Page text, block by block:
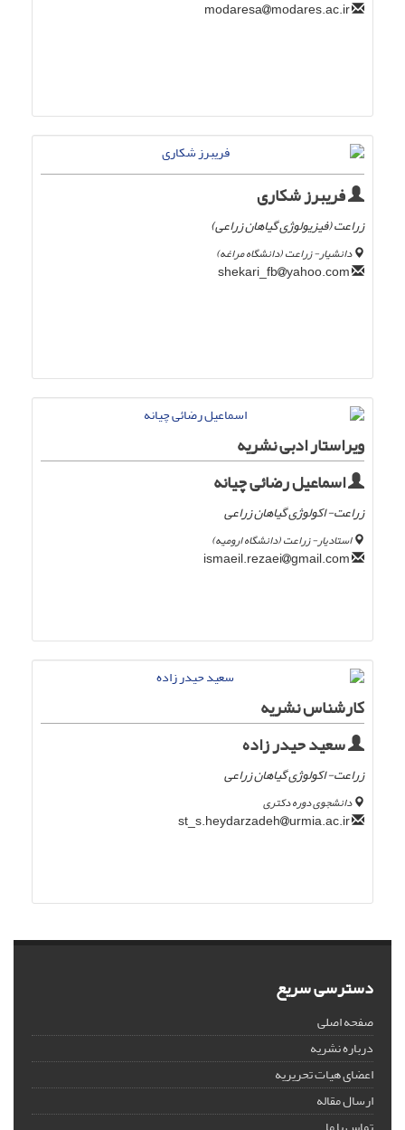
modares.ac.ir
فریبرز شکاری
زراعت (فیزیولوژی گیاهان زراعی)
دانشیار- زراعت (دانشگاه مراغه)
yahoo.com
ویراستار ادبی نشریه
اسماعیل رضائی چیانه
زراعت- اکولوژی گیاهان زراعی
استادیار- زراعت (دانشگاه ارومیه)
gmail.com
کارشناس نشریه
سعید حیدر زاده
زراعت- اکولوژی گیاهان زراعی
دانشجوی دوره دکتری
urmia.ac.ir
دسترسی سریع
صفحه اصلی
درباره نشریه
اعضای هیات تحریریه
ارسال مقاله